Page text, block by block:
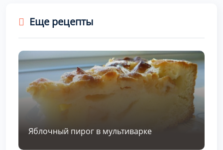
Еще рецепты
Яблочный пирог в мультиварке